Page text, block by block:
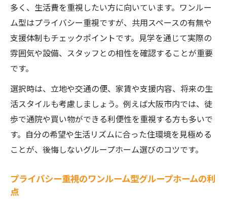
多く、生活費を重視したい方に向いています。ワンルー
ム型はプライバシー重視ですが、共用スペースの有無や
支援体制もチェックポイントです。見学を通じて実際の
雰囲気や設備、スタッフとの相性を確認することが重要
です。
選択時は、立地や交通の便、家賃や支援内容、将来の生
活スタイルも考慮しましょう。例えば大阪市内では、徒
歩で通院や買い物ができる利便性を重視する方も多いで
す。自分の希望や生活リズムに合った住環境を見極める
ことが、後悔しないグループホーム選びのコツです。
プライバシー重視のワンルーム型グループホームの利
点